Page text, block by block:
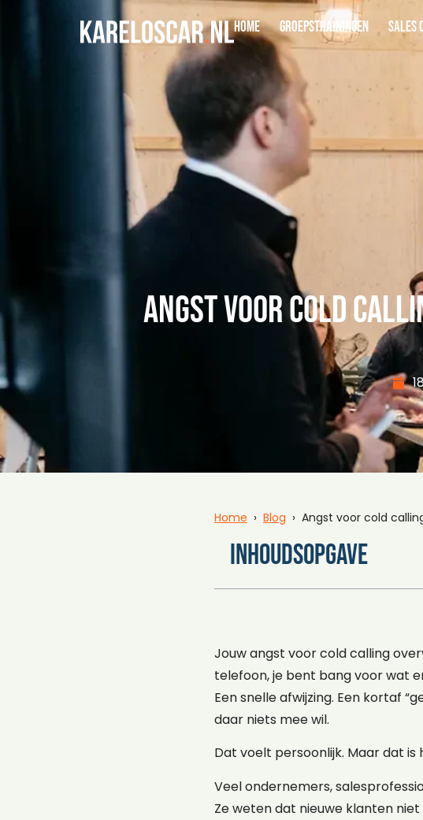
Home Groepstrainingen Sales
Angst voor cold
Home › Blog › Angst voor cold
Inhoudsopgave
Jouw angst voor cold calling
telefoon, je bent bang voor wat
Een snelle afwijzing. Een kortaf
daar niets mee wil.
Dat voelt persoonlijk. Maar dat is
Veel ondernemers,
Ze weten dat nieuwe klanten